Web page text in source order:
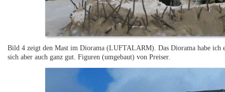
Bild 4 zeigt den Mast im Diorama (LUFTALARM). Das Diorama habe ich
sich aber auch ganz gut. Figuren (umgebaut) von Preiser.